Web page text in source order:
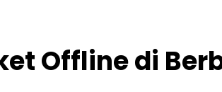
Offline di